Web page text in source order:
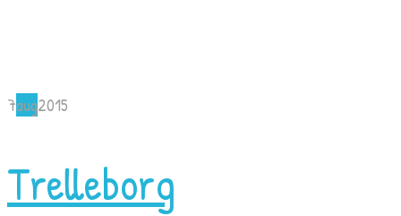
7aug2015
Trelleborg